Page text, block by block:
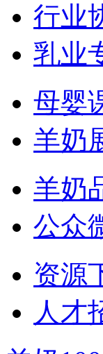
行业
乳业
母婴
羊奶
羊奶
公众
资源
人才